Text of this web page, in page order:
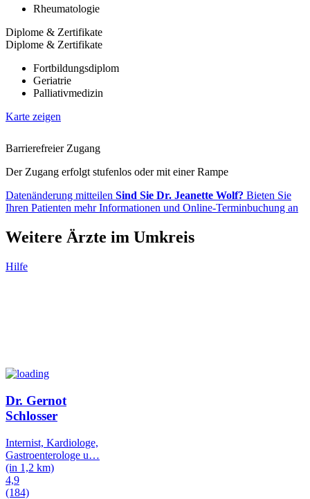
Rheumatologie
Diplome & Zertifikate
Diplome & Zertifikate
Fortbildungsdiplom
Geriatrie
Palliativmedizin
Karte zeigen
Barrierefreier Zugang
Der Zugang erfolgt stufenlos oder mit einer Rampe
Datenänderung mitteilen Sind Sie Dr. Jeanette Wolf? Bieten Sie
Ihren Patienten mehr Informationen und Online-Terminbuchung an
Weitere Ärzte im Umkreis
Hilfe
Dr. Gernot
Schlosser
Internist, Kardiologe,
Gastroenterologe u…
(in 1,2 km)
4,9
(184)